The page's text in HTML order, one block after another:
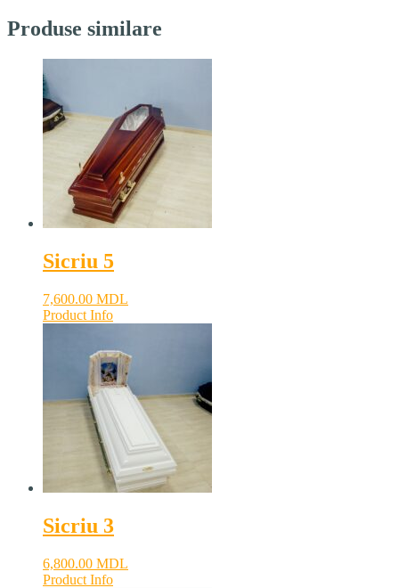
Produse similare
Sicriu 5
7,600.00 MDL
Product Info
Sicriu 3
6,800.00 MDL
Product Info